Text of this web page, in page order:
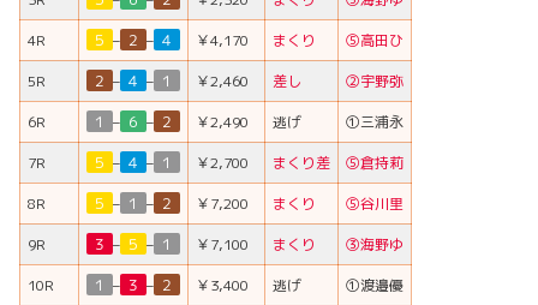
4R
５ – ２ – ４ ￥4,170 まくり
⑤高田ひ
5R
２ – ４ – １ ￥2,460 差し
②宇野弥
6R
１ – ６ – ２ ￥2,490 逃げ
①三浦永
7R
５ – ４ – １ ￥2,700 まくり差
⑤倉持莉
8R
５ – １ – ２ ￥7,200 まくり
⑤谷川里
9R
３ – ５ – １ ￥7,100 まくり
③海野ゆ
10R
１ – ３ – ２ ￥3,400 逃げ
①渡邉優